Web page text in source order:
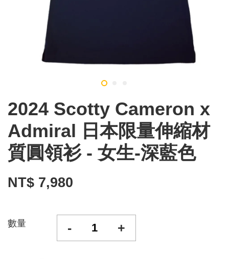
2024 Scotty Cameron x
Admiral 日本限量伸縮材
質圓領衫 - 女生-深藍色
NT$ 7,980
數量 - +